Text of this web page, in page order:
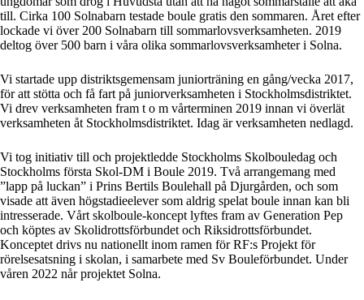
till. Cirka 100 Solnabarn testade boule gratis den sommaren. Året efter
lockade vi över 200 Solnabarn till sommarlovsverksamheten. 2019
deltog över 500 barn i våra olika sommarlovsverksamheter i Solna.
Vi startade upp distriktsgemensam juniorträning en gång/vecka 2017,
för att stötta och få fart på juniorverksamheten i Stockholmsdistriktet.
Vi drev verksamheten fram t o m vårterminen 2019 innan vi överlät
verksamheten åt Stockholmsdistriktet. Idag är verksamheten nedlagd.
Vi tog initiativ till och projektledde Stockholms Skolbouledag och
Stockholms första Skol-DM i Boule 2019. Två arrangemang med
”lapp på luckan” i Prins Bertils Boulehall på Djurgården, och som
visade att även högstadieelever som aldrig spelat boule innan kan bli
intresserade. Vårt skolboule-koncept lyftes fram av Generation Pep
och köptes av Skolidrottsförbundet och Riksidrottsförbundet.
Konceptet drivs nu nationellt inom ramen för RF:s Projekt för
rörelsesatsning i skolan, i samarbete med Sv Bouleförbundet. Under
våren 2022 når projektet Solna.